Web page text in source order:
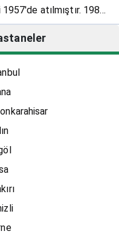
atılmıştır. 1982
Tanfer Health &
Hastanesi'ni